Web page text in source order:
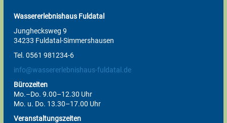
Wassererlebnishaus Fuldatal
Junghecksweg 9
34233 Fuldatal-Simmershausen
Tel. 0561 981234-6
info@wassererlebnishaus-fuldatal.de
Bürozeiten
Mo.–Do. 9.00–12.30 Uhr
Mo. u. Do. 13.30–17.00 Uhr
Veranstaltungszeiten